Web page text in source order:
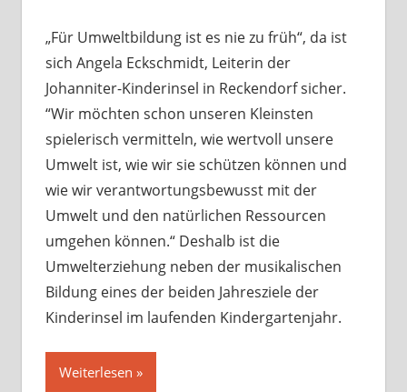
„Für Umweltbildung ist es nie zu früh“, da ist
sich Angela Eckschmidt, Leiterin der
Johanniter-Kinderinsel in Reckendorf sicher.
“Wir möchten schon unseren Kleinsten
spielerisch vermitteln, wie wertvoll unsere
Umwelt ist, wie wir sie schützen können und
wie wir verantwortungsbewusst mit der
Umwelt und den natürlichen Ressourcen
umgehen können.“ Deshalb ist die
Umwelterziehung neben der musikalischen
Bildung eines der beiden Jahresziele der
Kinderinsel im laufenden Kindergartenjahr.
Weiterlesen